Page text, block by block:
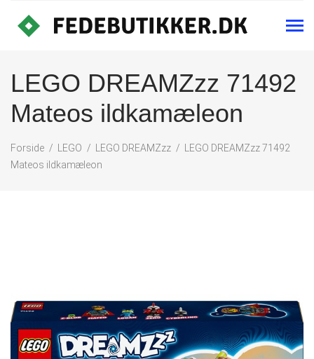
LEGO DREAMZzz 71492
Mateos ildkamæleon
Forside LEGO LEGO DREAMZzz
LEGO DREAMZzz 71492
Mateos ildkamæleon